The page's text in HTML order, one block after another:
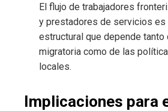
El flujo de trabajadores
y prestadores de servicios es
estructural que depende
migratoria como de las
locales.
Implicaciones para